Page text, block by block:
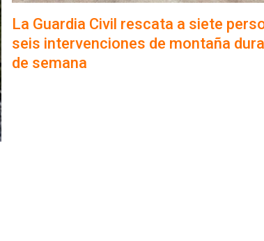
La Guardia Civil rescata a siete
seis intervenciones de montaña
de semana